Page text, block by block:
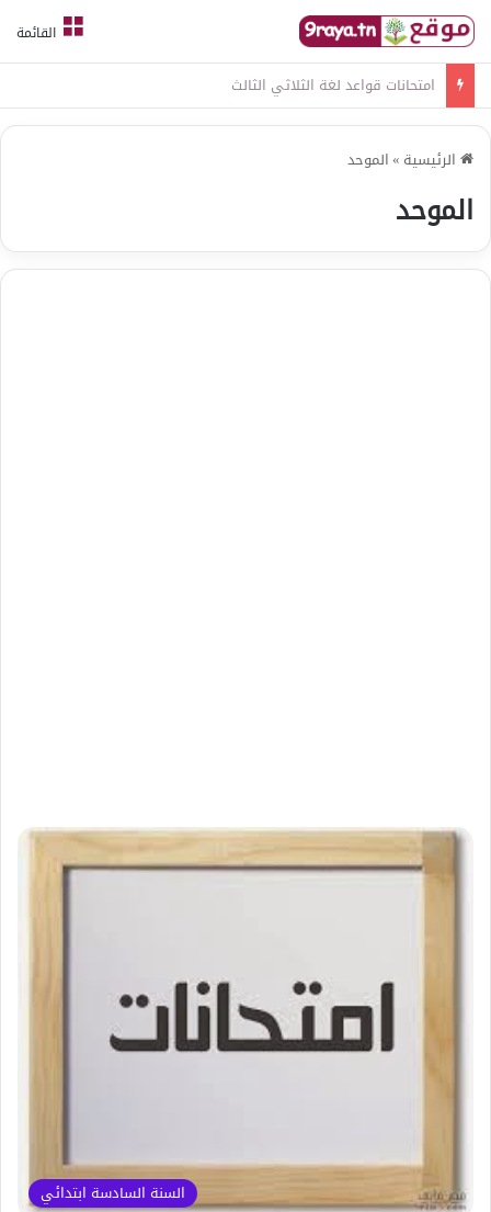
القائمة
امتحانات قواعد لغة الثلاثي الثالث
الرئيسية »الموحد
الموحد
السنة السادسة ابتدائي